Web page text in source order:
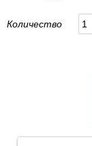
Количество